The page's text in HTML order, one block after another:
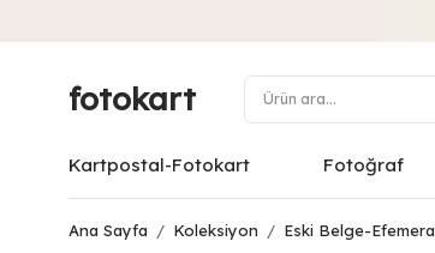
fotokart
Kartpostal-Fotokart Fotoğraf
Ana Sayfa / Koleksiyon / Eski Belge-Efemera